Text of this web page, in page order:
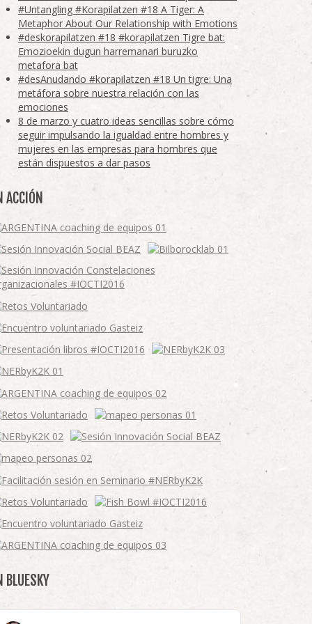
#Untangling #Korapilatzen #18 A Tiger: A
Metaphor About Our Relationship with Emotions
#deskorapilatzen #18 #korapilatzen Tigre bat:
Emozioekin dugun harremanari buruzko
metafora bat
#desAnudando #korapilatzen #18 Un tigre: Una
metáfora sobre nuestra relación con las
emociones
8 de marzo y cuatro ideas sencillas sobre cómo
seguir impulsando la igualdad entre hombres y
mujeres en las empresas para hombres que
están dispuestos a dar pasos
ACCIÓN
BLUESKY